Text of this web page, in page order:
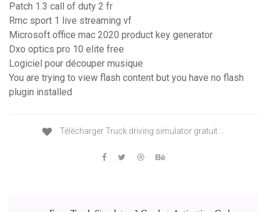
Patch 1.3 call of duty 2 fr
Rmc sport 1 live streaming vf
Microsoft office mac 2020 product key generator
Dxo optics pro 10 elite free
Logiciel pour découper musique
You are trying to view flash content but you have no flash
plugin installed
Télécharger Truck driving simulator gratuit ...